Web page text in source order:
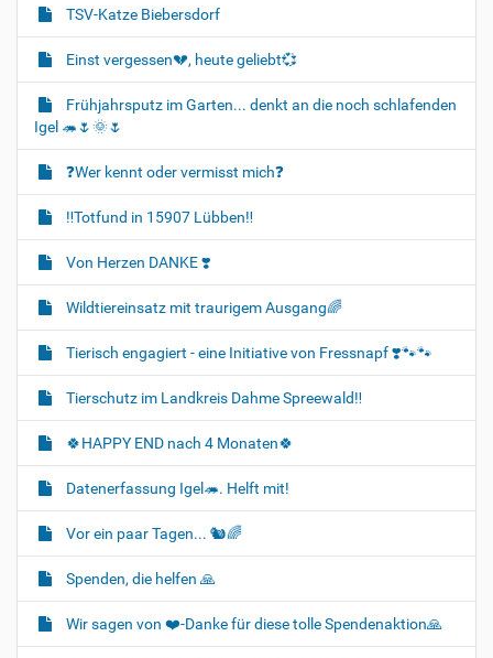
TSV-Katze Biebersdorf
Einst vergessen💔, heute geliebt💞
Frühjahrsputz im Garten... denkt an die noch schlafenden
Igel 🦔🌷🌞🌷
❓️Wer kennt oder vermisst mich❓️
‼️Totfund in 15907 Lübben‼️
Von Herzen DANKE ❣️
Wildtiereinsatz mit traurigem Ausgang🌈
Tierisch engagiert - eine Initiative von Fressnapf ❣️🐾🐾
Tierschutz im Landkreis Dahme Spreewald‼️
🍀HAPPY END nach 4 Monaten🍀
Datenerfassung Igel🦔. Helft mit!
Vor ein paar Tagen... 🐿🌈
Spenden, die helfen 🙏
Wir sagen von ❤️-Danke für diese tolle Spendenaktion🙏